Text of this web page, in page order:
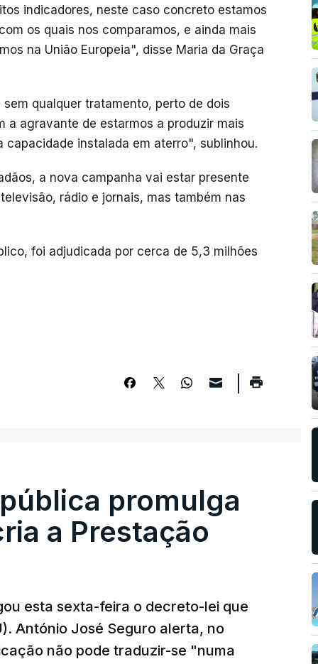
indicadores, neste caso concreto estamos
os quais nos comparamos, e ainda mais
na União Europeia", disse Maria da Graça
qualquer tratamento, perto de dois
a agravante de estarmos a produzir mais
instalada em aterro", sublinhou.
a nova campanha vai estar presente
rádio e jornais, mas também nas
foi adjudicada por cerca de 5,3 milhões
promulga
a Prestação
esta sexta-feira o decreto-lei que
António José Seguro alerta, no
não pode traduzir-se "numa